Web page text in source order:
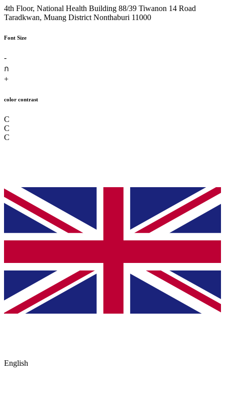
4th Floor, National Health Building 88/39 Tiwanon 14 Road
Taradkwan, Muang District Nonthaburi 11000
Font Size
-
ก
+
color contrast
C
C
C
English